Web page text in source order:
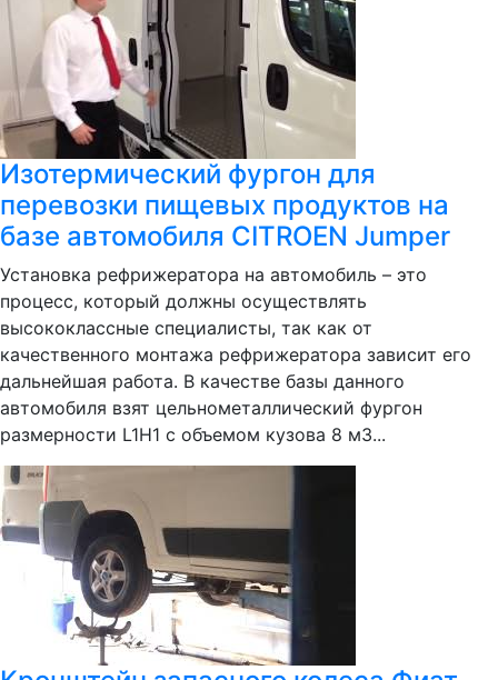
Изотермический фургон для
перевозки пищевых продуктов на
базе автомобиля CITROEN Jumper
Установка рефрижератора на автомобиль – это
процесс, который должны осуществлять
высококлассные специалисты, так как от
качественного монтажа рефрижератора зависит его
дальнейшая работа. В качестве базы данного
автомобиля взят цельнометаллический фургон
размерности L1H1 с объемом кузова 8 м3...